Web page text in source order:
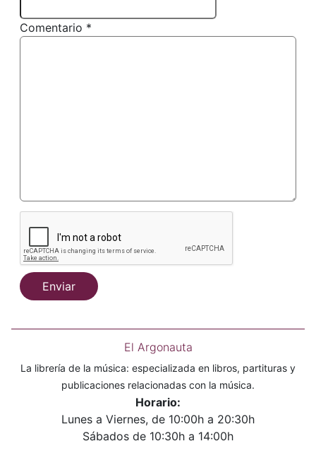
Comentario *
Enviar
El Argonauta
La librería de la música: especializada en libros, partituras y
publicaciones relacionadas con la música.
Horario:
Lunes a Viernes, de 10:00h a 20:30h
Sábados de 10:30h a 14:00h